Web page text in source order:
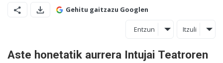
Gehitu gaitzazu Googlen
Entzun Itzuli
Aste honetatik aurrera Intujai Teatroren